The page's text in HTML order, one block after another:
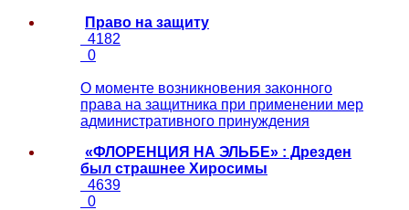
Право на защиту
4182
0
О моменте возникновения законного
права на защитника при применении мер
административного принуждения
«ФЛОРЕНЦИЯ НА ЭЛЬБЕ» : Дрезден
был страшнее Хиросимы
4639
0